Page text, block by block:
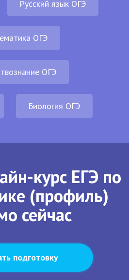
Русский язык ОГЭ
ОГЭ
ОГЭ
Биология ОГЭ
курс ЕГЭ по
(профиль)
сейчас
подготовку